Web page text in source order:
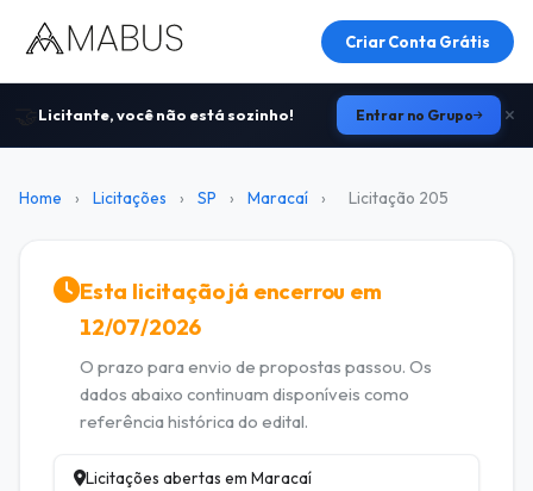
Criar Conta Grátis
Licitante, você não está sozinho! Entrar no Grupo
Home › Licitações › SP › Maracaí › Licitação 205
Esta licitação já encerrou em
12/07/2026
O prazo para envio de propostas passou. Os
dados abaixo continuam disponíveis como
referência histórica do edital.
Licitações abertas em Maracaí